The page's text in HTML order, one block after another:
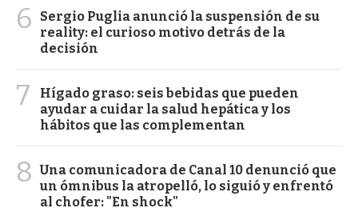
6
Sergio Puglia anunció la suspensión de su
reality: el curioso motivo detrás de la
decisión
7
Hígado graso: seis bebidas que pueden
ayudar a cuidar la salud hepática y los
hábitos que las complementan
8 Una comunicadora de Canal 10 denunció que
un ómnibus la atropelló, lo siguió y enfrentó
al chofer: "En shock"